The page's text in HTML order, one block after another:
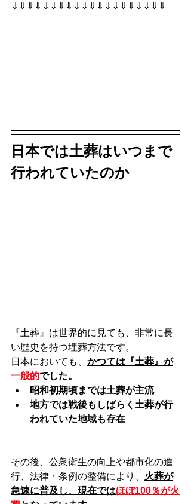
⇓⇓⇓⇓⇓⇓⇓⇓⇓⇓⇓⇓⇓⇓⇓⇓⇓⇓⇓⇓
日本では土葬はいつまで
行われていたのか
『土葬』は世界的に見ても、非常に長
い歴史を持つ埋葬方法です。
日本においても、 かつては『土葬』が
一般的でした。
昭和初期頃までは土葬が主流
地方では戦後もしばらく土葬が行
われていた地域も存在
その後、公衆衛生の向上や都市化の進
行、法律・条例の整備により、 火葬が
急速に普及し、現在ではほぼ100％が火